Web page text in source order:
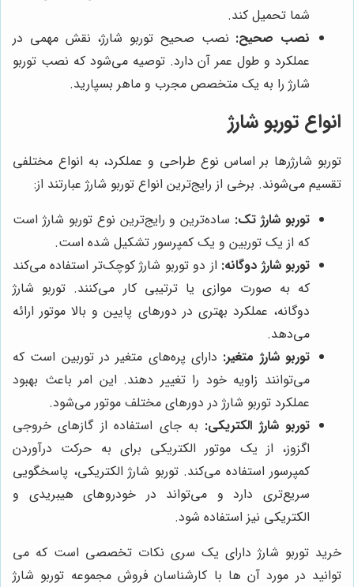
شما تحمیل کند.
نصب صحیح: نصب صحیح توربو شارژ، نقش مهمی در
عملکرد و طول عمر آن دارد. توصیه می‌شود که نصب توربو
شارژ را به یک متخصص مجرب و ماهر بسپارید.
انواع توربو شارژ
توربو شارژرها بر اساس نوع طراحی و عملکرد، به انواع مختلفی
تقسیم می‌شوند. برخی از رایج‌ترین انواع توربو شارژ عبارتند از:
توربو شارژ تک: ساده‌ترین و رایج‌ترین نوع توربو شارژ است
که از یک توربین و یک کمپرسور تشکیل شده است.
توربو شارژ دوگانه: از دو توربو شارژ کوچک‌تر استفاده می‌کند
که به صورت موازی یا ترتیبی کار می‌کنند. توربو شارژ
دوگانه، عملکرد بهتری در دورهای پایین و بالا موتور ارائه
می‌دهد.
توربو شارژ متغیر: دارای پره‌های متغیر در توربین است که
می‌توانند زاویه خود را تغییر دهند. این امر باعث بهبود
عملکرد توربو شارژ در دورهای مختلف موتور می‌شود.
توربو شارژ الکتریکی: به جای استفاده از گازهای خروجی
اگزوز، از یک موتور الکتریکی برای به حرکت درآوردن
کمپرسور استفاده می‌کند. توربو شارژ الکتریکی، پاسخگویی
سریع‌تری دارد و می‌تواند در خودروهای هیبریدی و
الکتریکی نیز استفاده شود.
خرید توربو شارژ دارای یک سری نکات تخصصی است که می
توانید در مورد آن ها با کارشناسان فروش مجموعه توربو شارژ